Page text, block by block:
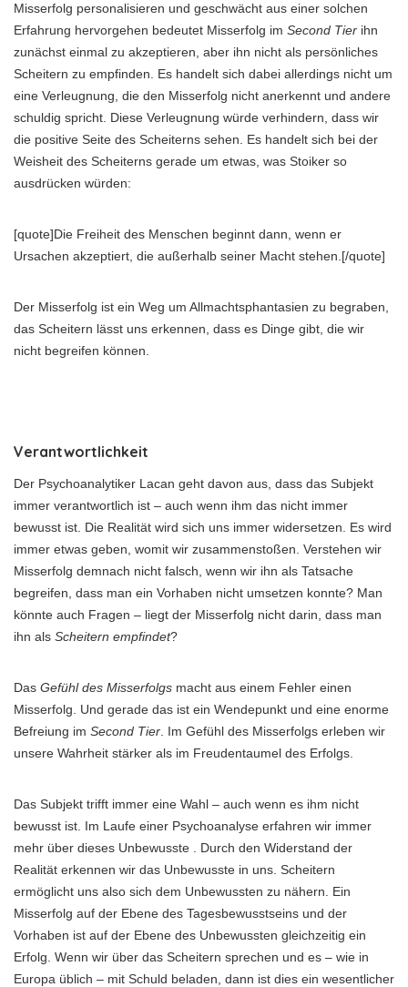
Misserfolg personalisieren und geschwächt aus einer solchen
Erfahrung hervorgehen bedeutet Misserfolg im Second Tier ihn
zunächst einmal zu akzeptieren, aber ihn nicht als persönliches
Scheitern zu empfinden. Es handelt sich dabei allerdings nicht um
eine Verleugnung, die den Misserfolg nicht anerkennt und andere
schuldig spricht. Diese Verleugnung würde verhindern, dass wir
die positive Seite des Scheiterns sehen. Es handelt sich bei der
Weisheit des Scheiterns gerade um etwas, was Stoiker so
ausdrücken würden:
[quote]Die Freiheit des Menschen beginnt dann, wenn er
Ursachen akzeptiert, die außerhalb seiner Macht stehen.[/quote]
Der Misserfolg ist ein Weg um Allmachtsphantasien zu begraben,
das Scheitern lässt uns erkennen, dass es Dinge gibt, die wir
nicht begreifen können.
Verantwortlichkeit
Der Psychoanalytiker Lacan geht davon aus, dass das Subjekt
immer verantwortlich ist – auch wenn ihm das nicht immer
bewusst ist. Die Realität wird sich uns immer widersetzen. Es wird
immer etwas geben, womit wir zusammenstoßen. Verstehen wir
Misserfolg demnach nicht falsch, wenn wir ihn als Tatsache
begreifen, dass man ein Vorhaben nicht umsetzen konnte? Man
könnte auch Fragen – liegt der Misserfolg nicht darin, dass man
ihn als Scheitern empfindet?
Das Gefühl des Misserfolgs macht aus einem Fehler einen
Misserfolg. Und gerade das ist ein Wendepunkt und eine enorme
Befreiung im Second Tier . Im Gefühl des Misserfolgs erleben wir
unsere Wahrheit stärker als im Freudentaumel des Erfolgs.
Das Subjekt trifft immer eine Wahl – auch wenn es ihm nicht
bewusst ist. Im Laufe einer Psychoanalyse erfahren wir immer
mehr über dieses Unbewusste . Durch den Widerstand der
Realität erkennen wir das Unbewusste in uns. Scheitern
ermöglicht uns also sich dem Unbewussten zu nähern. Ein
Misserfolg auf der Ebene des Tagesbewusstseins und der
Vorhaben ist auf der Ebene des Unbewussten gleichzeitig ein
Erfolg. Wenn wir über das Scheitern sprechen und es – wie in
Europa üblich – mit Schuld beladen, dann ist dies ein wesentlicher